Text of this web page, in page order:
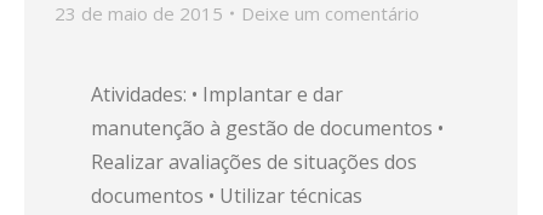
23 de maio de 2015
Deixe um comentário
Atividades: • Implantar e dar
manutenção à gestão de documentos •
Realizar avaliações de situações dos
documentos • Utilizar técnicas